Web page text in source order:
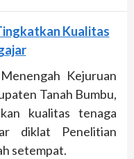
Kejuruan
Tanah Bumbu,
kualitas tenaga
diklat Penelitian
setempat.